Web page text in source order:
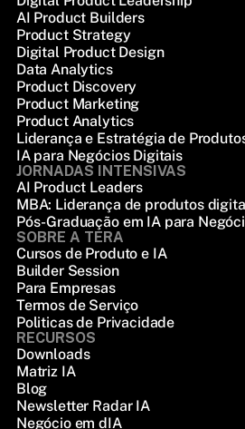
AI Product Builders
Product Strategy
Digital Product Design
Data Analytics
Product Discovery
Product Marketing
Product Analytics
Liderança e Estratégia de
IA para Negócios Digitais
JORNADAS INTENSIVAS
AI Product Leaders
MBA: Liderança de produtos
Pós-Graduação em IA para
SOBRE A TERA
Cursos de Produto e IA
Builder Session
Para Empresas
Termos de Serviço
Politicas de Privacidade
RECURSOS
Downloads
Matriz IA
Blog
Newsletter Radar IA
Negócio em dIA